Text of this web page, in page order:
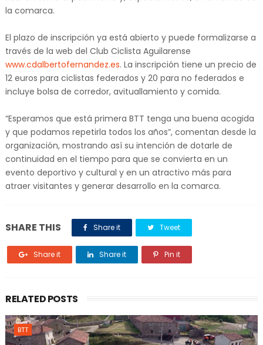
la comarca.
El plazo de inscripción ya está abierto y puede formalizarse a
través de la web del Club Ciclista Aguilarense
www.cdalbertofernandez.es. La inscripción tiene un precio de
12 euros para ciclistas federados y 20 para no federados e
incluye bolsa de corredor, avituallamiento y comida.
“Esperamos que está primera BTT tenga una buena acogida
y que podamos repetirla todos los años”, comentan desde la
organización, mostrando así su intención de dotarle de
continuidad en el tiempo para que se convierta en un
evento deportivo y cultural y en un atractivo más para
atraer visitantes y generar desarrollo en la comarca.
SHARE THIS Share it Tweet
Share it Share it Pin it
RELATED POSTS
BTT